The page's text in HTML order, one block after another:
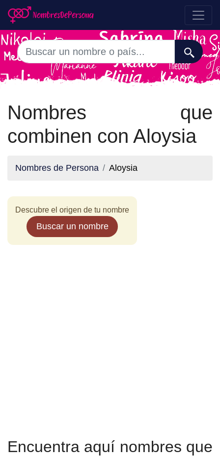
Nombres que
combinen con Aloysia
Nombres de Persona Aloysia
Descubre el origen de tu nombre
Buscar un nombre
Encuentra aquí nombres que